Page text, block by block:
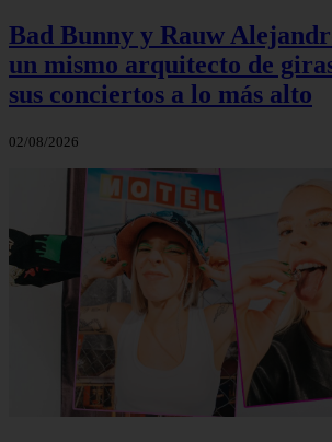
Bad Bunny y Rauw
un mismo arquitecto de
sus conciertos a lo más alto
02/08/2026